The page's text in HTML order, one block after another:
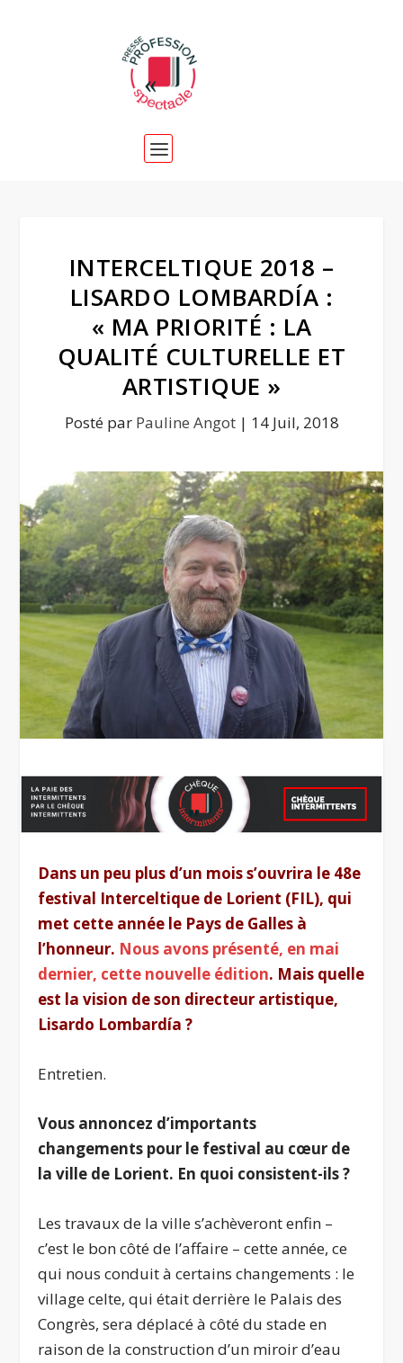
INTERCELTIQUE 2018 –
LISARDO LOMBARDÍA :
« MA PRIORITÉ : LA
QUALITÉ CULTURELLE ET
ARTISTIQUE »
Posté par Pauline Angot| 14 Juil, 2018
Dans un peu plus d’un mois s’ouvrira le 48e
festival Interceltique de Lorient (FIL), qui
met cette année le Pays de Galles à
l’honneur. Nous avons présenté, en mai
dernier, cette nouvelle édition. Mais quelle
est la vision de son directeur artistique,
Lisardo Lombardía ?
Entretien.
Vous annoncez d’importants
changements pour le festival au cœur de
la ville de Lorient. En quoi consistent-ils ?
Les travaux de la ville s’achèveront enfin –
c’est le bon côté de l’affaire – cette année, ce
qui nous conduit à certains changements : le
village celte, qui était derrière le Palais des
Congrès, sera déplacé à côté du stade en
raison de la construction d’un miroir d’eau